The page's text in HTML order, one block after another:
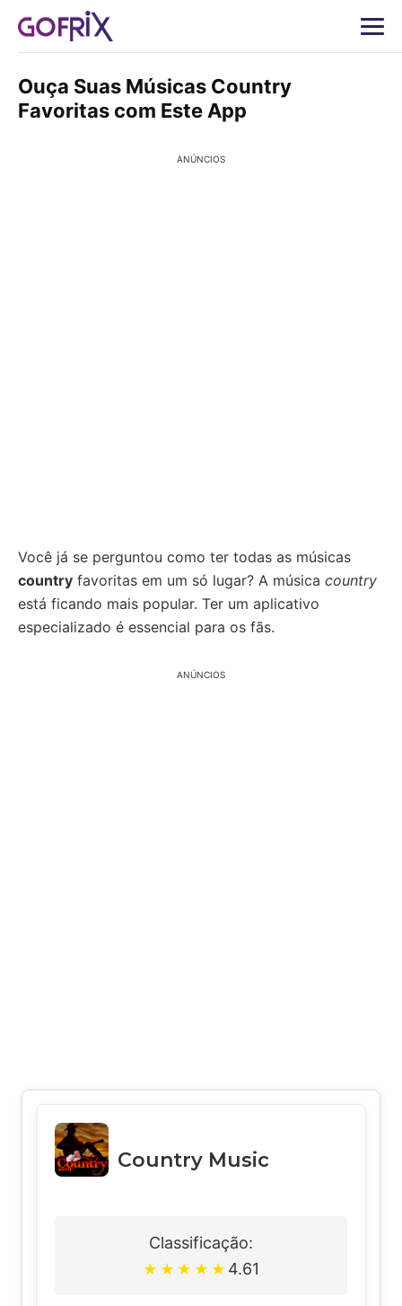
Ouça Suas Músicas Country
Favoritas com Este App
ANÚNCIOS
Você já se perguntou como ter todas as músicas
country favoritas em um só lugar? A música country
está ficando mais popular. Ter um aplicativo
especializado é essencial para os fãs.
ANÚNCIOS
Country Music
Classificação:
★ ★ ★ ★ ★ 4.61